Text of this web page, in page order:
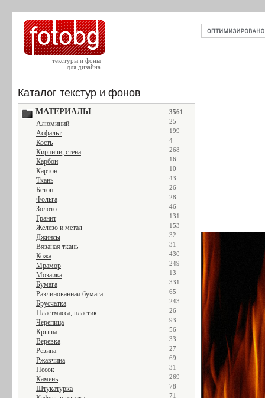
текстуры и фоны
для дизайна
Каталог текстур и фонов
МАТЕРИАЛЫ 3561
Алюминий 25
Асфальт 199
Кость 4
Кирпичи, стена 268
Карбон 16
Картон 10
Ткань 43
Бетон 26
Фольга 28
Золото 46
Гранит 131
Железо и метал 153
Джинсы 32
Вязаная ткань 31
Кожа 430
Мрамор 249
Мозаика 13
Бумага 331
Разлинованная бумага 65
Брусчатка 243
Пластмасса, пластик 26
Черепица 93
Крыша 56
Веревка 33
Резина 27
Ржавчина 69
Песок 31
Камень 269
Штукатурка 78
71